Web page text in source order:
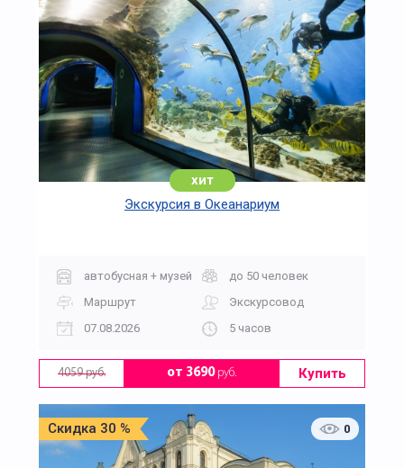
хит
Экскурсия в Океанариум
автобусная + музей
до 50 человек
Маршрут
Экскурсовод
07.08.2026
5 часов
4059 руб. от 3690руб. Купить
Скидка 30 % 0